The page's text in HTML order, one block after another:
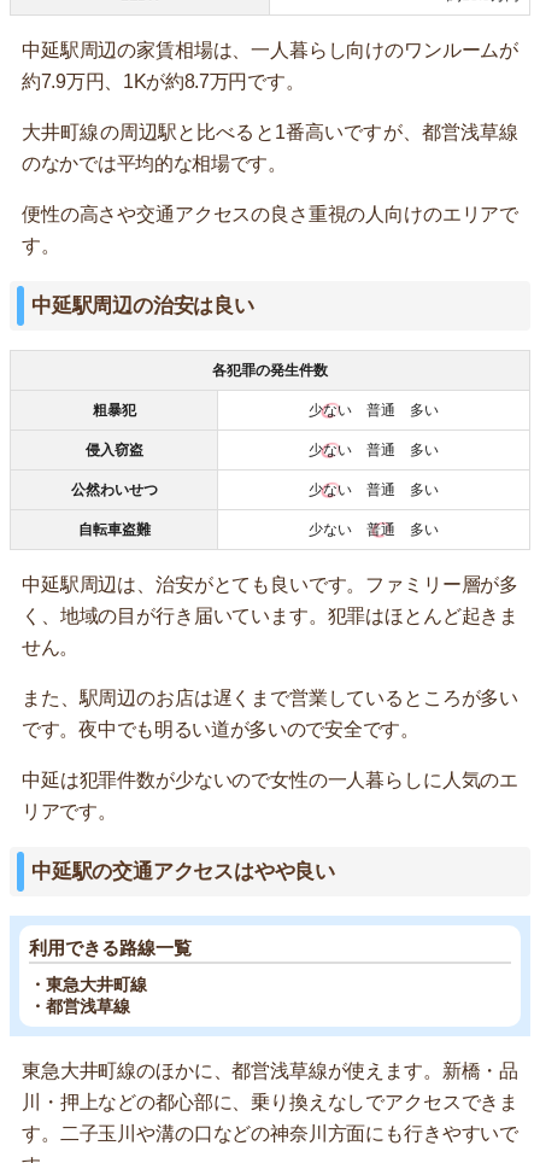
中延駅周辺の家賃相場は、一人暮らし向けのワンルームが
約7.9万円、1Kが約8.7万円です。
大井町線の周辺駅と比べると1番高いですが、都営浅草線
のなかでは平均的な相場です。
便性の高さや交通アクセスの良さ重視の人向けのエリアで
す。
中延駅周辺の治安は良い
各犯罪の発生件数
粗暴犯 少ない 普通 多い
侵入窃盗 少ない 普通 多い
公然わいせつ 少ない 普通 多い
自転車盗難 少ない 普通 多い
中延駅周辺は、治安がとても良いです。ファミリー層が多
く、地域の目が行き届いています。犯罪はほとんど起きま
せん。
また、駅周辺のお店は遅くまで営業しているところが多い
です。夜中でも明るい道が多いので安全です。
中延は犯罪件数が少ないので女性の一人暮らしに人気のエ
リアです。
中延駅の交通アクセスはやや良い
利用できる路線一覧
・東急大井町線
・都営浅草線
東急大井町線のほかに、都営浅草線が使えます。新橋・品
川・押上などの都心部に、乗り換えなしでアクセスできま
す。二子玉川や溝の口などの神奈川方面にも行きやすいで